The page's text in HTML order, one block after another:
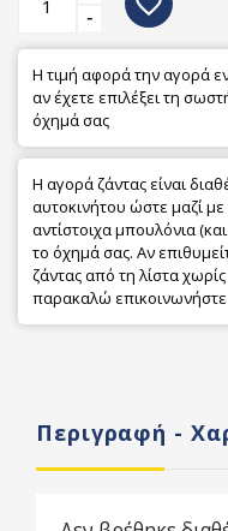
-
Η τιμή αφορά την αγορά
αν έχετε επιλέξει τη
όχημά σας
Η αγορά ζάντας είναι
αυτοκινήτου ώστε μαζί με
αντίστοιχα μπουλόνια
το όχημά σας. Αν
ζάντας από τη λίστα
παρακαλώ επικοινωνήστε
Περιγραφή -